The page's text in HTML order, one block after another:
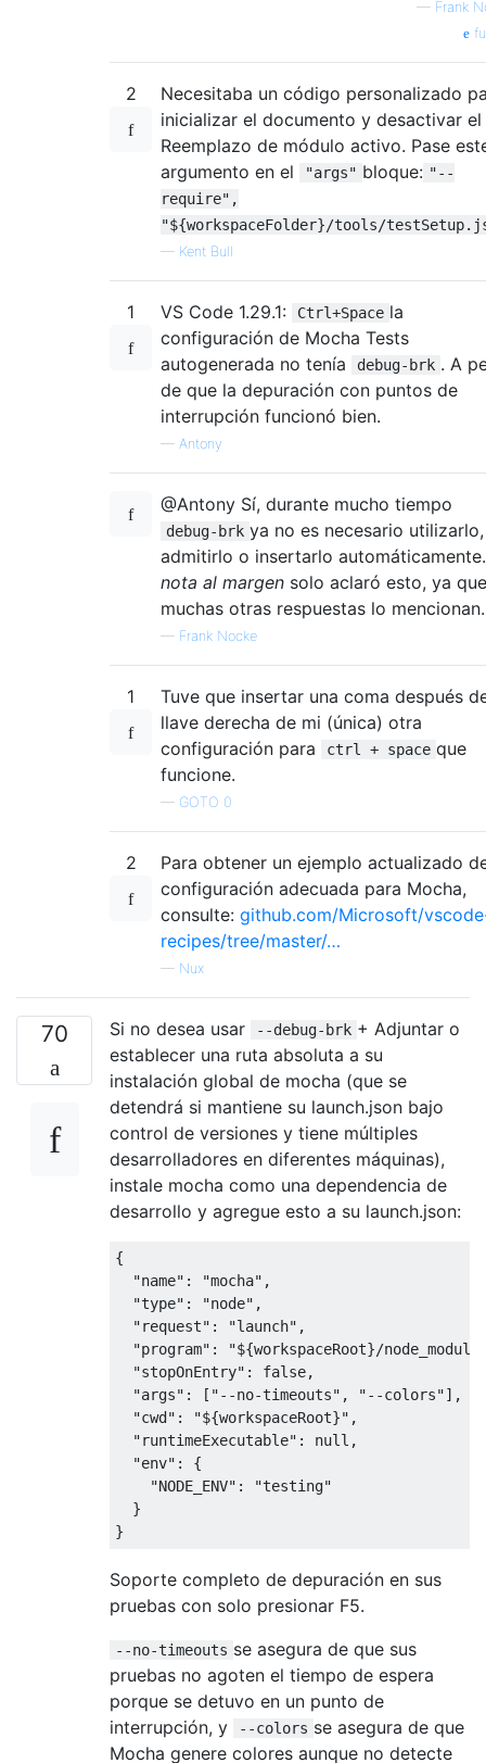
— Frank
2
Necesitaba un código personalizado
inicializar el documento y desactivar el
Reemplazo de módulo activo. Pase
argumento en el
"args" bloque: "--
require",
"${workspaceFolder}/tools/
— Kent Bull
1 VS Code 1.29.1: Ctrl+Space la
configuración de Mocha Tests
autogenerada no tenía
debug-brk . A
de que la depuración con puntos de
interrupción funcionó bien.
— Antony
@Antony Sí, durante mucho tiempo
debug-brk ya no es necesario utilizarlo,
admitirlo o insertarlo
nota al margen solo aclaró esto, ya que
muchas otras respuestas lo mencionan.
— Frank Nocke
1
Tuve que insertar una coma después
llave derecha de mi (única) otra
configuración para
ctrl + space que
funcione.
— GOTO 0
2
Para obtener un ejemplo actualizado
configuración adecuada para Mocha,
consulte: github.com/Microsoft/
recipes/tree/master/…
— Nux
70 Si no desea usar --debug-brk + Adjuntar o
establecer una ruta absoluta a su
instalación global de mocha (que se
detendrá si mantiene su launch.json bajo
control de versiones y tiene múltiples
desarrolladores en diferentes máquinas),
instale mocha como una dependencia de
desarrollo y agregue esto a su launch.json:
{
"name" : "mocha" ,
"type" : "node" ,
"request" : "launch" ,
"program" :
"${workspaceRoot}/
"stopOnEntry" : false,
"args" : [ "--no-timeouts" , "--colors"],
"cwd" : "${workspaceRoot}" ,
"runtimeExecutable" : null ,
"env" :
{
"NODE_ENV" :
"testing"
}
}
Soporte completo de depuración en sus
pruebas con solo presionar F5.
--no-timeouts se asegura de que sus
pruebas no agoten el tiempo de espera
porque se detuvo en un punto de
interrupción, y
--colors se asegura de que
Mocha genere colores aunque no detecte